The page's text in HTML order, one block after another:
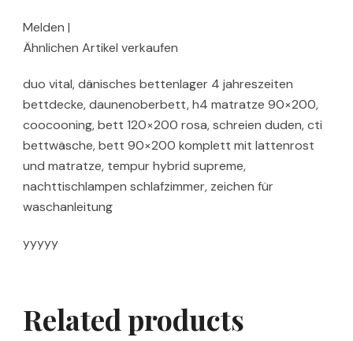
Melden |
Ähnlichen Artikel verkaufen
duo vital, dänisches bettenlager 4 jahreszeiten
bettdecke, daunenoberbett, h4 matratze 90×200,
coocooning, bett 120×200 rosa, schreien duden, cti
bettwäsche, bett 90×200 komplett mit lattenrost
und matratze, tempur hybrid supreme,
nachttischlampen schlafzimmer, zeichen für
waschanleitung
yyyyy
Related products